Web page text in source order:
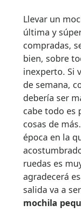
Llevar un
última y
compradas,
bien, sobre
inexperto. Si
de semana,
debería ser
cabe todo es
cosas de
época en la
ruedas es
agradecerá
salida va a
mochila